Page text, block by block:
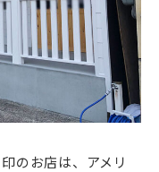
のお店は、アメリ